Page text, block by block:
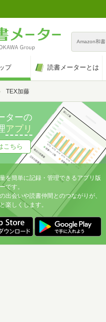
Amazon和書
プ 読書メーターとは
TEX加藤
ターの
アプリ
こちら
を簡単に記録・管理できるアプリ版
です。
出会いや読書仲間とのつながりが、
楽しくします。